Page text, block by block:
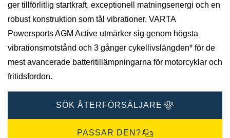
ger tillförlitlig startkraft, exceptionell matningsenergi och en
robust konstruktion som tål vibrationer. VARTA
Powersports AGM Active utmärker sig genom högsta
vibrationsmotstånd och 3 gånger cykellivslängden* för de
mest avancerade batteritillämpningarna för motorcyklar och
fritidsfordon.
SÖK ÅTERFÖRSÄLJARE
PASSAR DEN?